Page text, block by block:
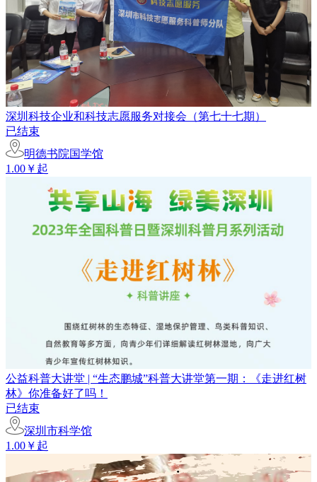
深圳科技企业和科技志愿服务对接会（第七十七期）
已结束
明德书院国学馆
1.00￥起
公益科普大讲堂 | “生态鹏城”科普大讲堂第一期：《走进红树
林》你准备好了吗！
已结束
深圳市科学馆
1.00￥起